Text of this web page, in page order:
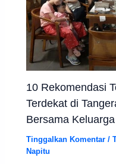
10 Rekomendasi
Terdekat di
Bersama Keluarga
Tinggalkan Komentar /
Napitu